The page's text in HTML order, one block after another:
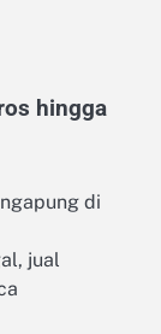
hingga
di
jual